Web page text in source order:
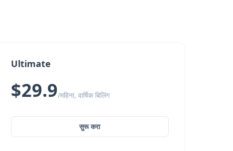
Ultimate
$29.9/महिना, वार्षिक बिलिंग
सुरू करा